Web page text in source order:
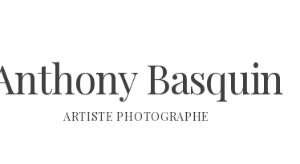
Basquin
ARTISTE PHOTOGRAPHE